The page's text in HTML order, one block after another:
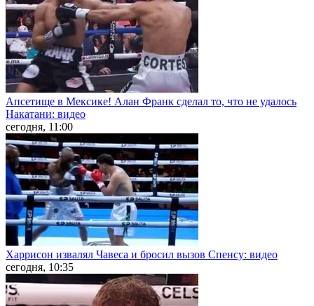
Апсетище в Мексике! Алан Франк сделал то, что не удалось
Накатани: видео
сегодня, 11:00
Харрисон извалял Чавеса и бросил вызов Спенсу: видео
сегодня, 10:35